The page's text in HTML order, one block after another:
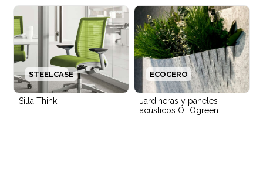
Silla Think
STEELCASE
Jardineras y paneles
acústicos OTOgreen
ECOCERO